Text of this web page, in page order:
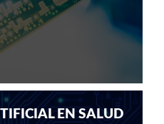
EN SALUD